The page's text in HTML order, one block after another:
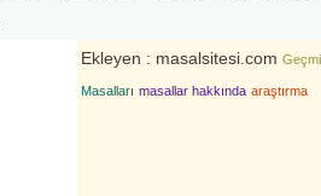
Ekleyen : masalsitesi.com
Masalları masallar hakkında araştırma